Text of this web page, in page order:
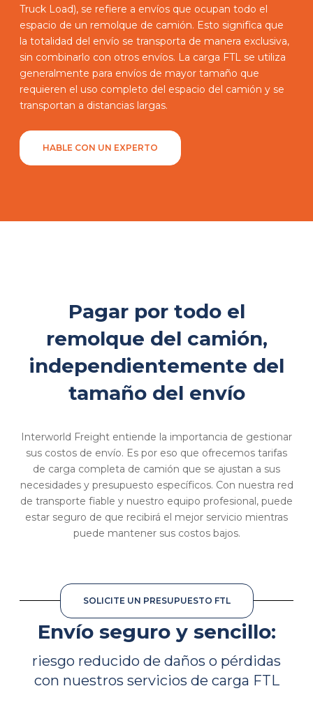
Truck Load), se refiere a envíos que ocupan todo el
espacio de un remolque de camión. Esto significa que
la totalidad del envío se transporta de manera exclusiva,
sin combinarlo con otros envíos. La carga FTL se utiliza
generalmente para envíos de mayor tamaño que
requieren el uso completo del espacio del camión y se
transportan a distancias largas.
HABLE CON UN EXPERTO
Pagar por todo el
remolque del camión,
independientemente del
tamaño del envío
Interworld Freight entiende la importancia de gestionar
sus costos de envío. Es por eso que ofrecemos tarifas
de carga completa de camión que se ajustan a sus
necesidades y presupuesto específicos. Con nuestra red
de transporte fiable y nuestro equipo profesional, puede
estar seguro de que recibirá el mejor servicio mientras
puede mantener sus costos bajos.
SOLICITE UN PRESUPUESTO FTL
Envío seguro y sencillo:
riesgo reducido de daños o pérdidas
con nuestros servicios de carga FTL